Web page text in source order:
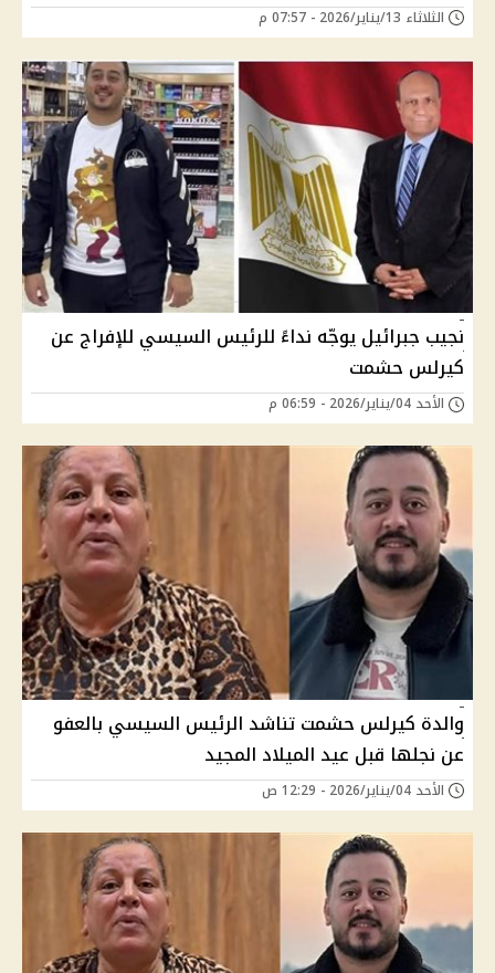
الثلاثاء 13/يناير/2026 - 07:57 م
نجيب جبرائيل يوجّه نداءً للرئيس السيسي للإفراج عن
كيرلس حشمت
الأحد 04/يناير/2026 - 06:59 م
والدة كيرلس حشمت تناشد الرئيس السيسي بالعفو
عن نجلها قبل عيد الميلاد المجيد
الأحد 04/يناير/2026 - 12:29 ص